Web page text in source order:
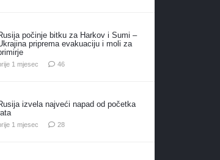
počinje bitku za Harkov i Sumi –
priprema evakuaciju i moli za
1 mjesec 46komentara
izvela najveći napad od početka
1 mjesec 28komentara